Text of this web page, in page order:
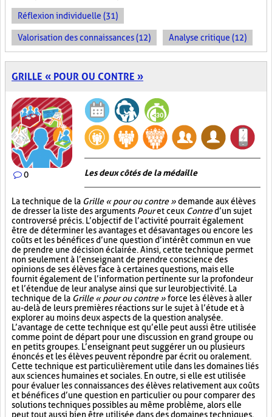
Réflexion individuelle (31)
Valorisation des connaissances (12) Analyse critique (12)
GRILLE « POUR OU CONTRE »
0 Les deux côtés de la médaille
La technique de la Grille « pour ou contre »demande aux élèves
de dresser la liste des arguments Pouret ceux Contred’un sujet
controversé précis. L’objectif de l’activité pourrait également
être de déterminer les avantages et désavantages ou encore les
coûts et les bénéfices d’une question d’intérêt commun en vue
de prendre une décision éclairée. Ainsi, cette technique permet
non seulement à l’enseignant de prendre conscience des
opinions de ses élèves face à certaines questions, mais elle
fournit également de l’information pertinente sur la profondeur
et l’étendue de leur analyse ainsi que sur leur objectivité. La
technique de la Grille « pour ou contre »force les élèves à aller
au-delà de leurs premières réactions sur le sujet à l’étude et à
explorer au moins deux aspects de la question analysée.
L’avantage de cette technique est qu’elle peut aussi être utilisée
comme point de départ pour une discussion en grand groupe ou
en petits groupes. L’enseignant peut suggérer un ou plusieurs
énoncés et les élèves peuvent répondre par écrit ou oralement.
Cette technique est particulièrement utile dans les domaines liés
aux sciences humaines et sociales. En outre, si elle est utilisée
pour évaluer les connaissances des élèves relativement aux coûts
et bénéfices d’une question en particulier ou pour comparer des
solutions techniques possibles au même problème, alors elle
peut tout aussi bien être utilisée dans des domaines techniques,